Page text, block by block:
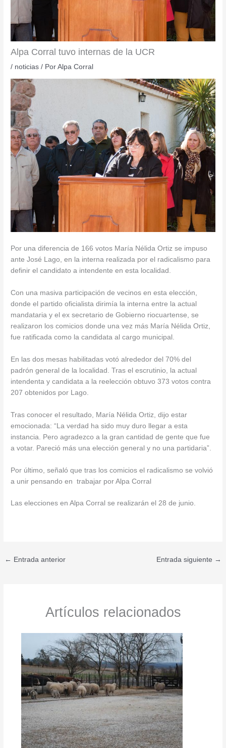
Alpa Corral tuvo internas de la UCR
/ noticias / PorAlpa Corral
Por una diferencia de 166 votos María Nélida Ortiz se impuso
ante José Lago, en la interna realizada por el radicalismo para
definir el candidato a intendente en esta localidad.
Con una masiva participación de vecinos en esta elección,
donde el partido oficialista dirimía la interna entre la actual
mandataria y el ex secretario de Gobierno riocuartense, se
realizaron los comicios donde una vez más María Nélida Ortiz,
fue ratificada como la candidata al cargo municipal.
En las dos mesas habilitadas votó alrededor del 70% del
padrón general de la localidad. Tras el escrutinio, la actual
intendenta y candidata a la reelección obtuvo 373 votos contra
207 obtenidos por Lago.
Tras conocer el resultado, María Nélida Ortiz, dijo estar
emocionada: “La verdad ha sido muy duro llegar a esta
instancia. Pero agradezco a la gran cantidad de gente que fue
a votar. Pareció más una elección general y no una partidaria”.
Por último, señaló que tras los comicios el radicalismo se volvió
a unir pensando en trabajar por Alpa Corral
Las elecciones en Alpa Corral se realizarán el 28 de junio.
← Entrada anterior Entrada siguiente →
Artículos relacionados